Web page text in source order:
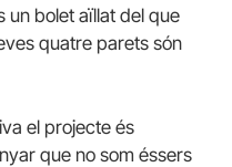
un bolet aïllat del que
quatre parets són
el projecte és
que no som éssers